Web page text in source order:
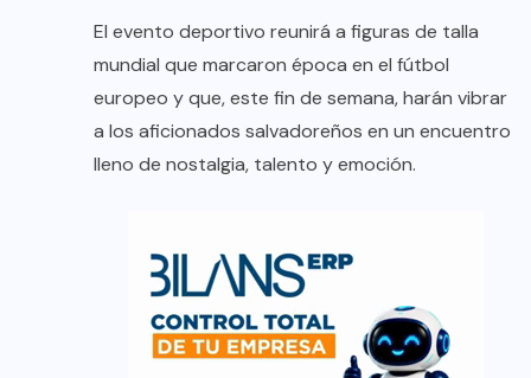
El evento deportivo reunirá a figuras de talla
mundial que marcaron época en el fútbol
europeo y que, este fin de semana, harán vibrar
a los aficionados salvadoreños en un encuentro
lleno de nostalgia, talento y emoción.